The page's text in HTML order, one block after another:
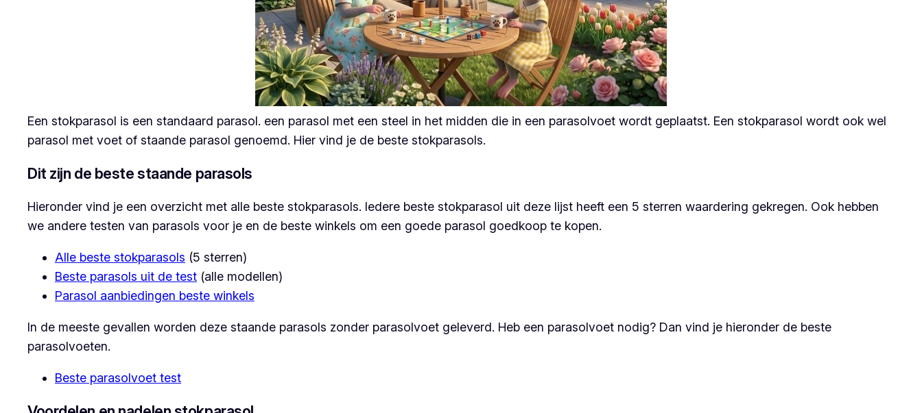
Een stokparasol is een standaard parasol. een parasol met een steel in het midden die in een parasolvoet wordt geplaatst. Een stokparasol wordt ook wel
parasol met voet of staande parasol genoemd. Hier vind je de beste stokparasols.
Dit zijn de beste staande parasols
Hieronder vind je een overzicht met alle beste stokparasols. Iedere beste stokparasol uit deze lijst heeft een 5 sterren waardering gekregen. Ook hebben
we andere testen van parasols voor je en de beste winkels om een goede parasol goedkoop te kopen.
Alle beste stokparasols (5 sterren)
Beste parasols uit de test (alle modellen)
Parasol aanbiedingen beste winkels
In de meeste gevallen worden deze staande parasols zonder parasolvoet geleverd. Heb een parasolvoet nodig? Dan vind je hieronder de beste
parasolvoeten.
Beste parasolvoet test